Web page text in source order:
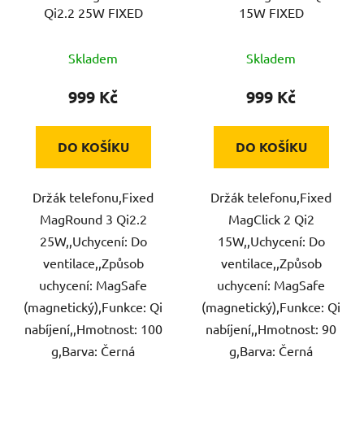
Qi2.2 25W FIXED
Skladem
999 Kč
DO KOŠÍKU
Držák telefonu,Fixed
MagRound 3 Qi2.2
25W,,Uchycení: Do
ventilace,,Způsob
uchycení: MagSafe
(magnetický),Funkce: Qi
nabíjení,,Hmotnost: 100
g,Barva: Černá
15W FIXED
Skladem
999 Kč
DO KOŠÍKU
Držák telefonu,Fixed
MagClick 2 Qi2
15W,,Uchycení: Do
ventilace,,Způsob
uchycení: MagSafe
(magnetický),Funkce: Qi
nabíjení,,Hmotnost: 90
g,Barva: Černá